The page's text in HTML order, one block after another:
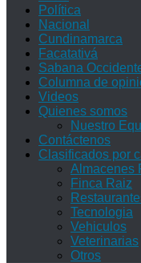
Política
Nacional
Cundinamarca
Facatativá
Sabana
Columna de
Videos
Quienes somos
Nuestro
Contáctenos
Clasificados por
Almacenes
Finca Raiz
Tecnologia
Vehiculos
Veterinarias
Otros